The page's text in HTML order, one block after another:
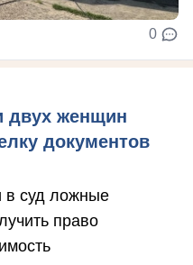
0
двух женщин
документов
в суд ложные
право